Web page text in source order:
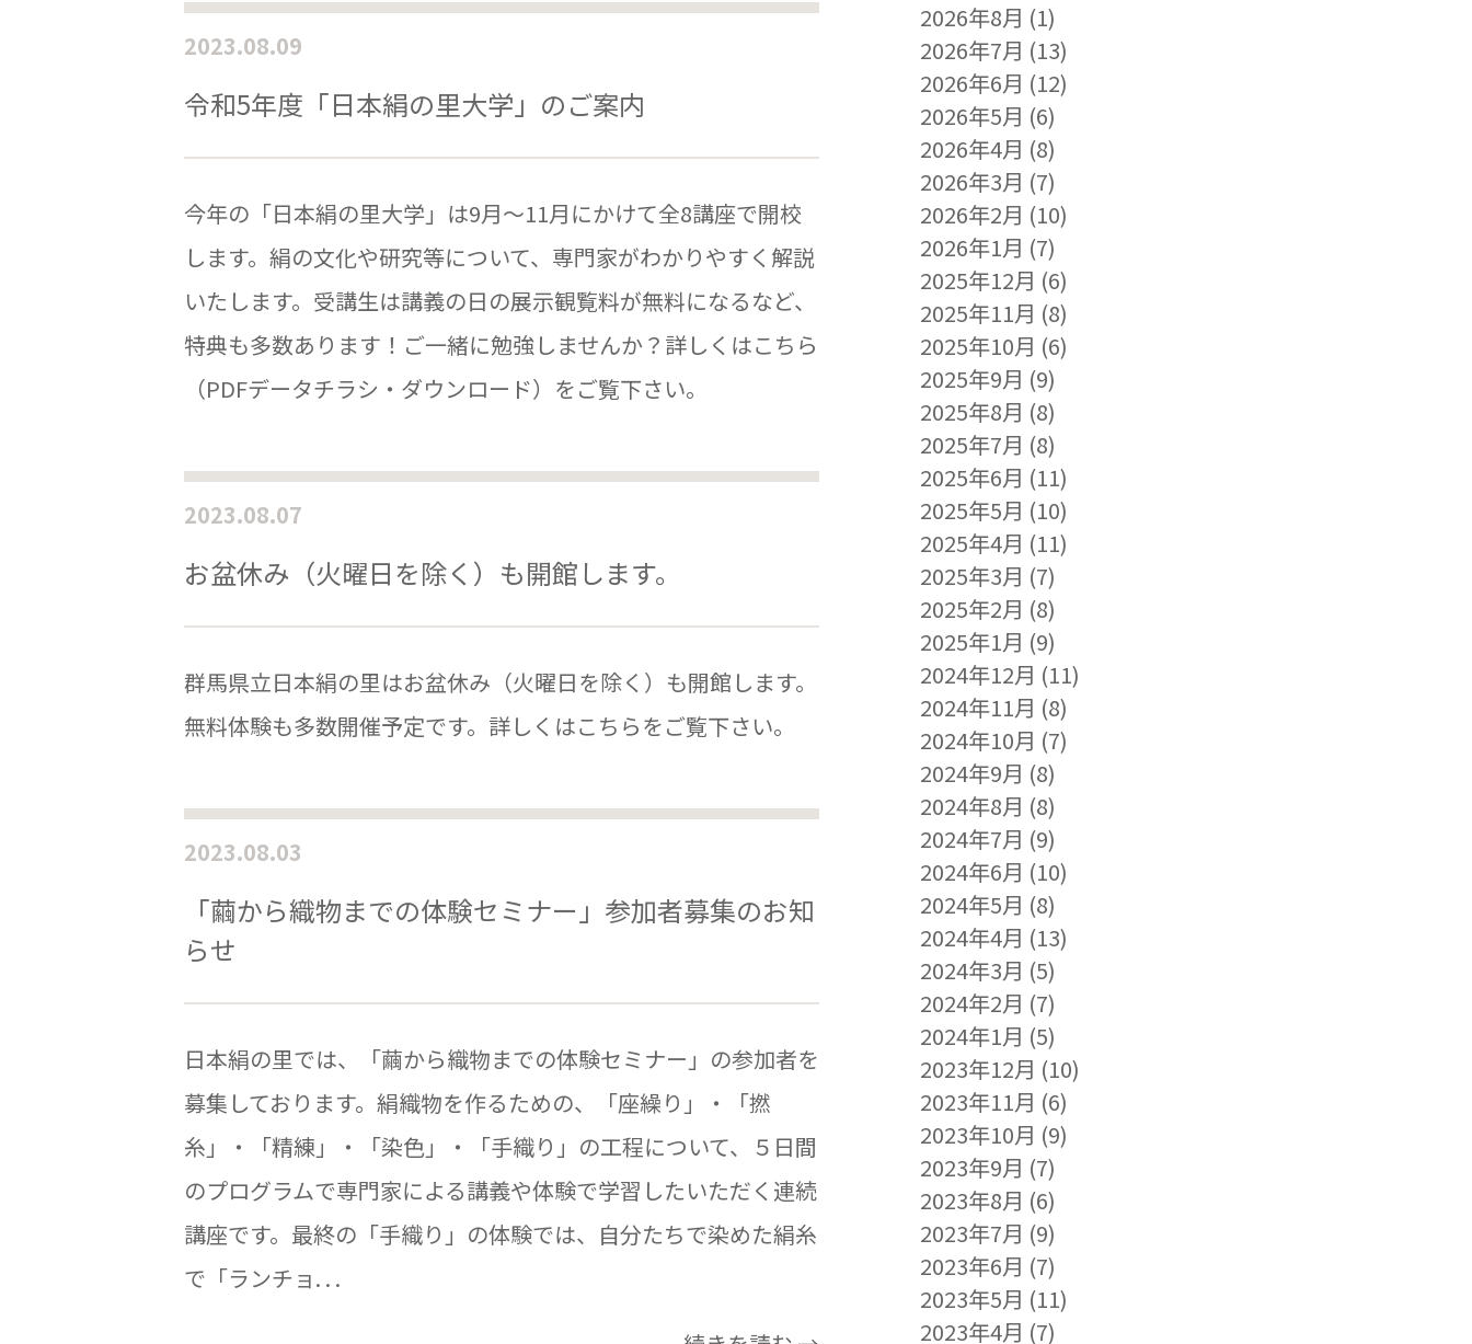
2023.08.09
令和5年度「日本絹の里大学」のご案内
今年の「日本絹の里大学」は9月～11月にかけて全8講座で開校
します。絹の文化や研究等について、専門家がわかりやすく解説
いたします。受講生は講義の日の展示観覧料が無料になるなど、
特典も多数あります！ご一緒に勉強しませんか？詳しくはこちら
（PDFデータチラシ・ダウンロード）をご覧下さい。
2023.08.07
お盆休み（火曜日を除く）も開館します。
群馬県立日本絹の里はお盆休み（火曜日を除く）も開館します。
無料体験も多数開催予定です。詳しくはこちらをご覧下さい。
2023.08.03
「繭から織物までの体験セミナー」参加者募集のお知
らせ
日本絹の里では、「繭から織物までの体験セミナー」の参加者を
募集しております。絹織物を作るための、「座繰り」・「撚
糸」・「精練」・「染色」・「手織り」の工程について、５日間
のプログラムで専門家による講義や体験で学習したいただく連続
講座です。最終の「手織り」の体験では、自分たちで染めた絹糸
で「ランチョ. . .
2026年8月 (1)
2026年7月 (13)
2026年6月 (12)
2026年5月 (6)
2026年4月 (8)
2026年3月 (7)
2026年2月 (10)
2026年1月 (7)
2025年12月 (6)
2025年11月 (8)
2025年10月 (6)
2025年9月 (9)
2025年8月 (8)
2025年7月 (8)
2025年6月 (11)
2025年5月 (10)
2025年4月 (11)
2025年3月 (7)
2025年2月 (8)
2025年1月 (9)
2024年12月 (11)
2024年11月 (8)
2024年10月 (7)
2024年9月 (8)
2024年8月 (8)
2024年7月 (9)
2024年6月 (10)
2024年5月 (8)
2024年4月 (13)
2024年3月 (5)
2024年2月 (7)
2024年1月 (5)
2023年12月 (10)
2023年11月 (6)
2023年10月 (9)
2023年9月 (7)
2023年8月 (6)
2023年7月 (9)
2023年6月 (7)
2023年5月 (11)
2023年4月 (7)